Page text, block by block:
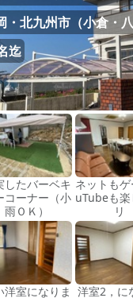
・北九州市（小倉・
迄
したバーベキ
コーナー（小
雨ＯＫ）
ネットもゲ
uTubeも楽
リ
洋室になりま 洋室2，に